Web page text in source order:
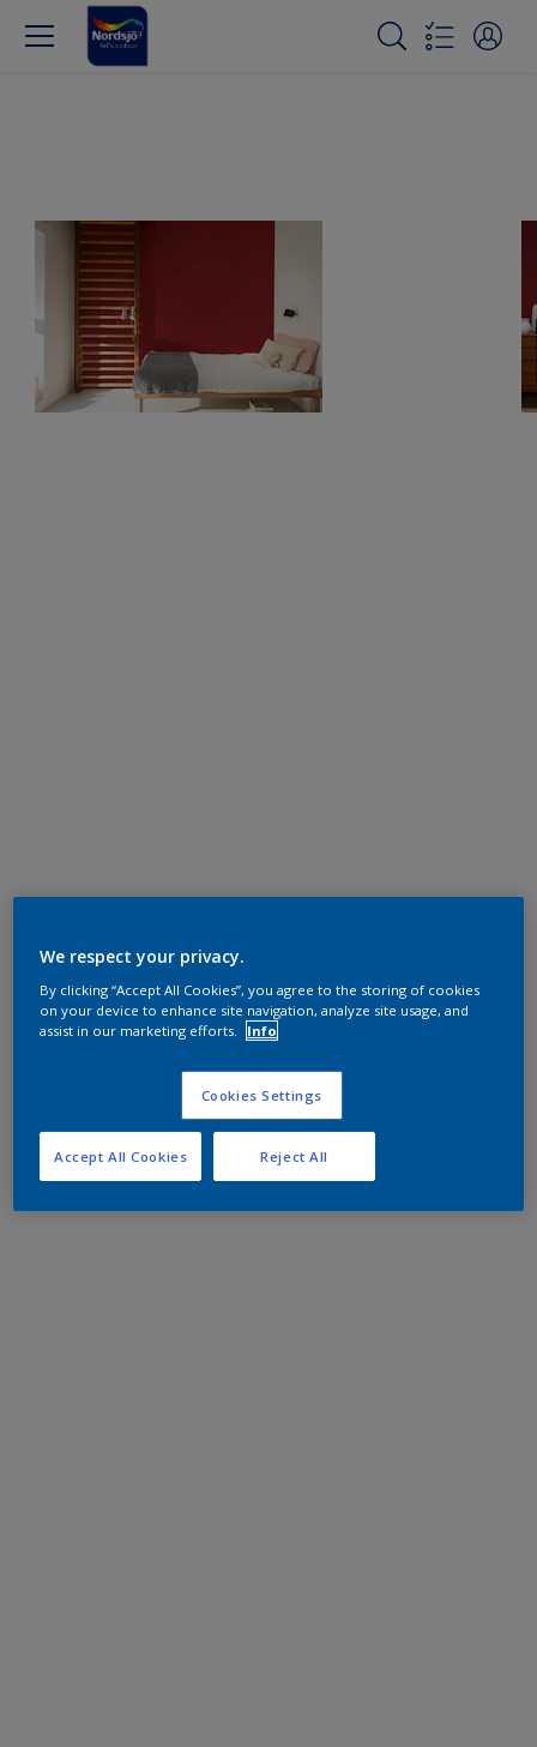
We respect your privacy.
By clicking “Accept All Cookies”, you agree to the storing of cookies
on your device to enhance site navigation, analyze site usage, and
assist in our marketing efforts.
Info
Cookies Settings
Reject All
Accept All Cookies